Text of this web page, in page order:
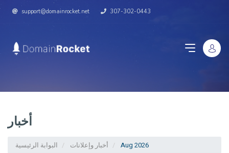
support@domainrocket.net 307-302-0443
أخبار
البوابة الرئيسية أخبار وإعلانات Aug 2026